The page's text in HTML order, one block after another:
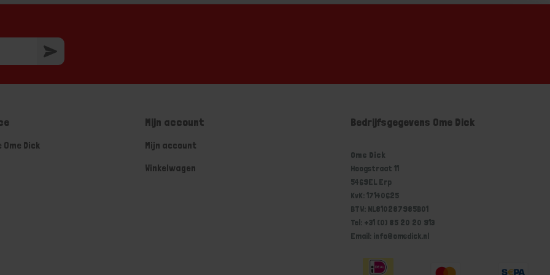
Dick
Mijn account
Mijn account
Winkelwagen
Bedrijfsgegevens Ome Dick
Ome Dick
Hoogstraat 11
5469EL Erp
KvK: 17140625
BTW: NL810287985B01
Tel: +31 (0) 85 20 20 913
Email: info@omedick.nl